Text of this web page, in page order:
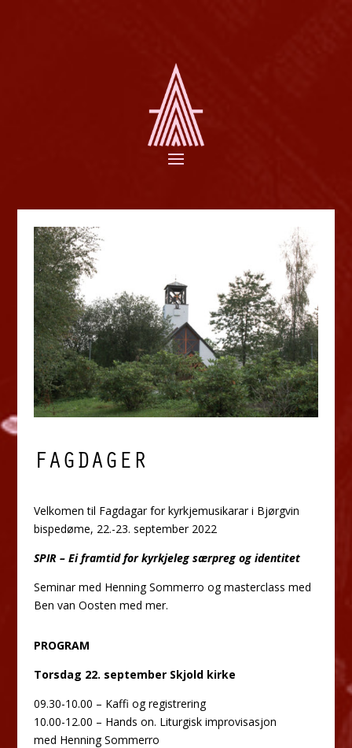
FAGDAGER
Velkomen til Fagdagar for kyrkjemusikarar i Bjørgvin
bispedøme, 22.-23. september 2022
SPIR – Ei framtid for kyrkjeleg særpreg og identitet
Seminar med Henning Sommerro og masterclass med
Ben van Oosten med mer.
PROGRAM
Torsdag 22. september Skjold kirke
09.30-10.00 – Kaffi og registrering
10.00-12.00 – Hands on. Liturgisk improvisasjon
med Henning Sommerro